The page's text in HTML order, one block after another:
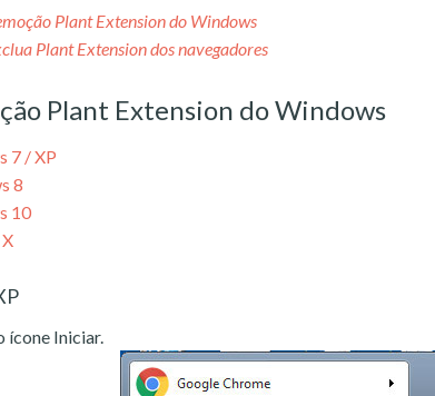
Plant Extension do Windows
Plant Extension dos navegadores
Plant Extension do Windows
7 / XP
8
10
ícone Iniciar.